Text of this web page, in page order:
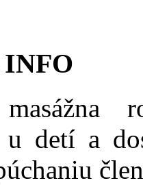
masážna
detí a